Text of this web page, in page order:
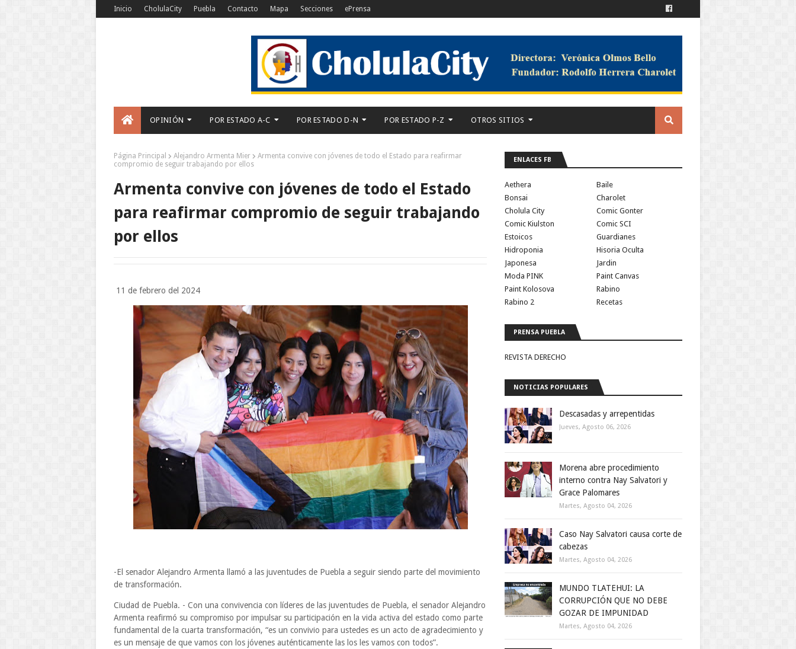
Inicio CholulaCity Puebla Contacto Mapa Secciones ePrensa
OPINIÓN POR ESTADO A-C POR ESTADO D-N POR ESTADO P-Z OTROS SITIOS
Página Principal Alejandro Armenta Mier
Armenta convive con jóvenes de todo el Estado para reafirmar
compromio de seguir trabajando por ellos
Armenta convive con jóvenes de todo el Estado
para reafirmar compromio de seguir trabajando
por ellos
11 de febrero del 2024
-El senador Alejandro Armenta llamó a las juventudes de Puebla a seguir siendo parte del movimiento
de transformación.
Ciudad de Puebla. - Con una convivencia con líderes de las juventudes de Puebla, el senador Alejandro
Armenta reafirmó su compromiso por impulsar su participación en la vida activa del estado como parte
fundamental de la cuarta transformación, “es un convivio para ustedes es un acto de agradecimiento y
es un mensaje de que vamos con los jóvenes auténticamente las los les vamos con todos”.
ENLACES FB
Aethera
Baile
Bonsai
Charolet
Cholula City
Comic Gonter
Comic Kiulston
Comic SCI
Estoicos
Guardianes
Hidroponia
Hisoria Oculta
Japonesa
Jardin
Moda PINK
Paint Canvas
Paint Kolosova
Rabino
Rabino 2
Recetas
PRENSA PUEBLA
REVISTA DERECHO
NOTICIAS POPULARES
Descasadas y arrepentidas
Jueves, Agosto 06, 2026
Morena abre procedimiento
interno contra Nay Salvatori y
Grace Palomares
Martes, Agosto 04, 2026
Caso Nay Salvatori causa corte de
cabezas
Martes, Agosto 04, 2026
MUNDO TLATEHUI: LA
CORRUPCIÓN QUE NO DEBE
GOZAR DE IMPUNIDAD
Martes, Agosto 04, 2026